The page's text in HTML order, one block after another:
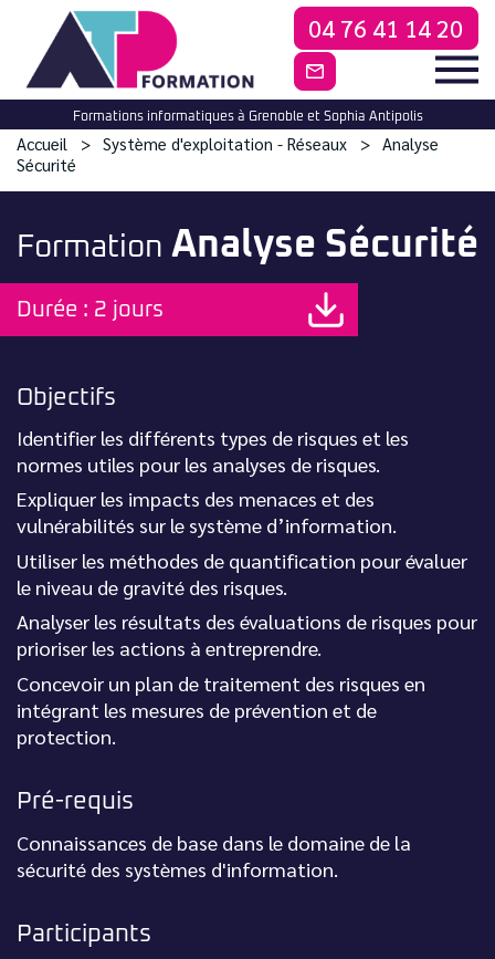
04 76 41 14 20
CONTACTEZ-
Formations informatiques à Grenoble et Sophia Antipolis
Accueil Système d'exploitation - Réseaux
Analyse
Sécurité
Formation Analyse Sécurité
Durée : 2 jours
Objectifs
Identifier les différents types de risques et les
normes utiles pour les analyses de risques.
Expliquer les impacts des menaces et des
vulnérabilités sur le système d’information.
Utiliser les méthodes de quantification pour évaluer
le niveau de gravité des risques.
Analyser les résultats des évaluations de risques pour
prioriser les actions à entreprendre.
Concevoir un plan de traitement des risques en
intégrant les mesures de prévention et de
protection.
Pré-requis
Connaissances de base dans le domaine de la
sécurité des systèmes d'information.
Participants